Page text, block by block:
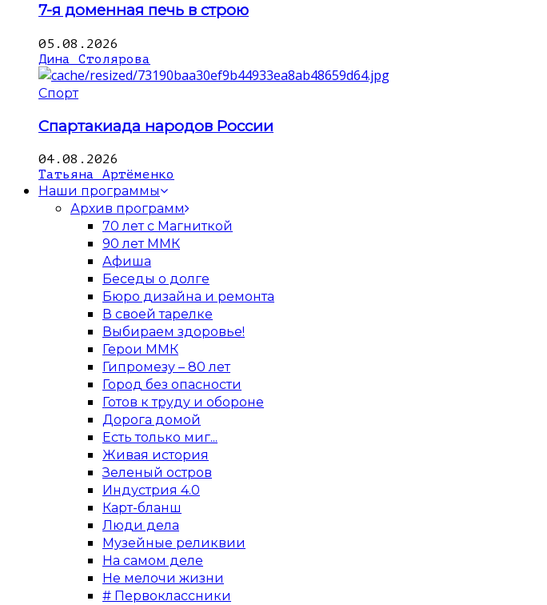
7-я доменная печь в строю
05.08.2026
Дина Столярова
Спорт
Спартакиада народов России
04.08.2026
Татьяна Артёменко
Наши программы
Архив программ
70 лет с Магниткой
90 лет ММК
Афиша
Беседы о долге
Бюро дизайна и ремонта
В своей тарелке
Выбираем здоровье!
Герои ММК
Гипромезу – 80 лет
Город без опасности
Готов к труду и обороне
Дорога домой
Есть только миг...
Живая история
Зеленый остров
Индустрия 4.0
Карт-бланш
Люди дела
Музейные реликвии
На самом деле
Не мелочи жизни
# Первоклассники